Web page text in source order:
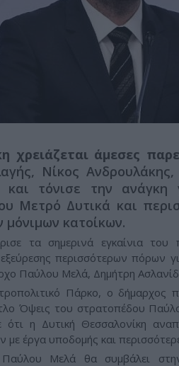
χρειάζεται άμεσες
Νίκος
τόνισε την ανάγκη
Μετρό Δυτικά και
κατοίκων.
τα σημερινά εγκαίνια
περισσότερων πόρων
Παύλου Μελά, Δημήτρη
Πάρκο, ο δήμαρχος
Όψεις του στρατοπέδου
ότι η Δυτική Θεσσαλονίκη
με έργα υποδομής και
Μελά θα συμβάλει